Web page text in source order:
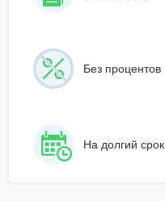
Без процентов
На долгий срок